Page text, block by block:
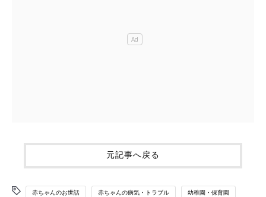
元記事へ戻る
赤ちゃんのお世話 赤ちゃんの病気・トラブル 幼稚園・保育園